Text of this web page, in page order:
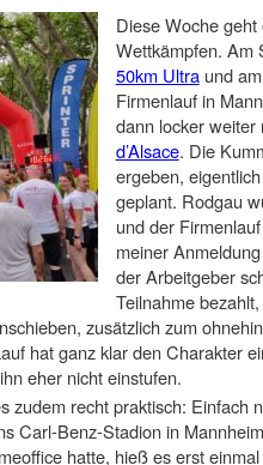
Diese Woche
Wettkämpfen. Am
50km Ultraund am
Firmenlauf in
dann locker
d’Alsace. Die
ergeben,
geplant. Rodgau
und der
meiner
der Arbeitgeber
Teilnahme
zusätzlich zum
hat ganz klar den Charakter
eher nicht einstufen.
zudem recht praktisch: Einfach
Carl-Benz-Stadion in
hatte, hieß es erst